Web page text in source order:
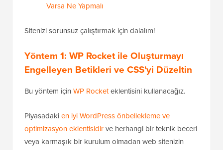
Varsa Ne Yapmalı
Sitenizi sorunsuz çalıştırmak için dalalım!
Yöntem 1: WP Rocket ile Oluşturmayı
Engelleyen Betikleri ve CSS'yi Düzeltin
Bu yöntem için WP Rocketeklentisini kullanacağız.
Piyasadakien iyi WordPress önbellekleme ve
optimizasyon eklentisidirve herhangi bir teknik beceri
veya karmaşık bir kurulum olmadan web sitenizin